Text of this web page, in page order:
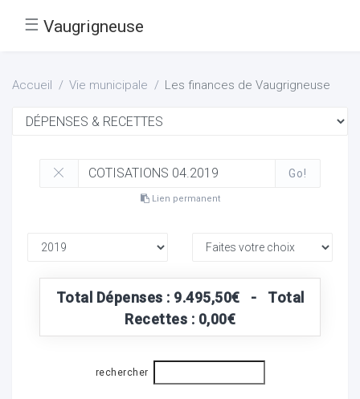
☰ Vaugrigneuse
Accueil Vie municipale Les finances de Vaugrigneuse
Go!
Lien permanent
Total Dépenses : 9.495,50€ - Total
Recettes : 0,00€
rechercher